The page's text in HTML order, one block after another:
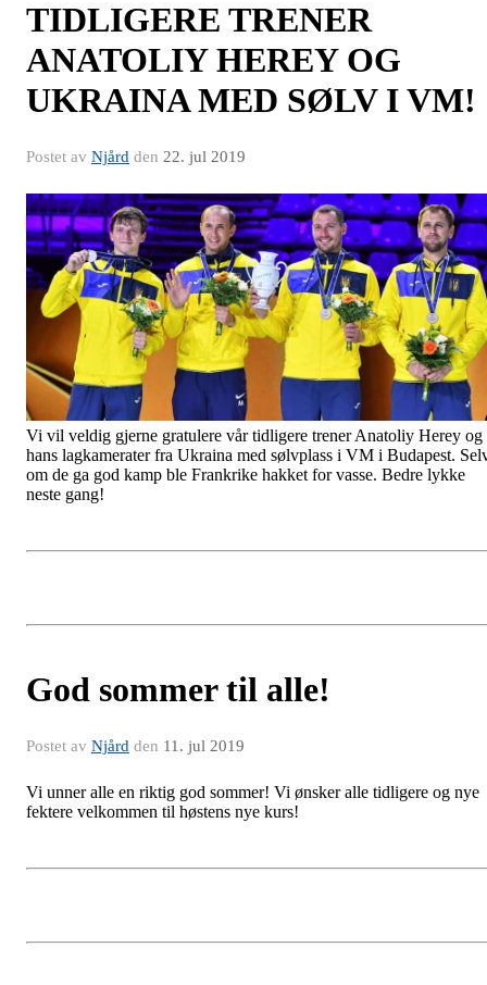
TIDLIGERE TRENER
ANATOLIY HEREY OG
UKRAINA MED SØLV I VM!
Postet av Njård den 22. jul 2019
Vi vil veldig gjerne gratulere vår tidligere trener Anatoliy Herey og
hans lagkamerater fra Ukraina med sølvplass i VM i Budapest.
om de ga god kamp ble Frankrike hakket for vasse. Bedre lykke
neste gang!
God sommer til alle!
Postet av Njård den 11. jul 2019
Vi unner alle en riktig god sommer! Vi ønsker alle tidligere og nye
fektere velkommen til høstens nye kurs!